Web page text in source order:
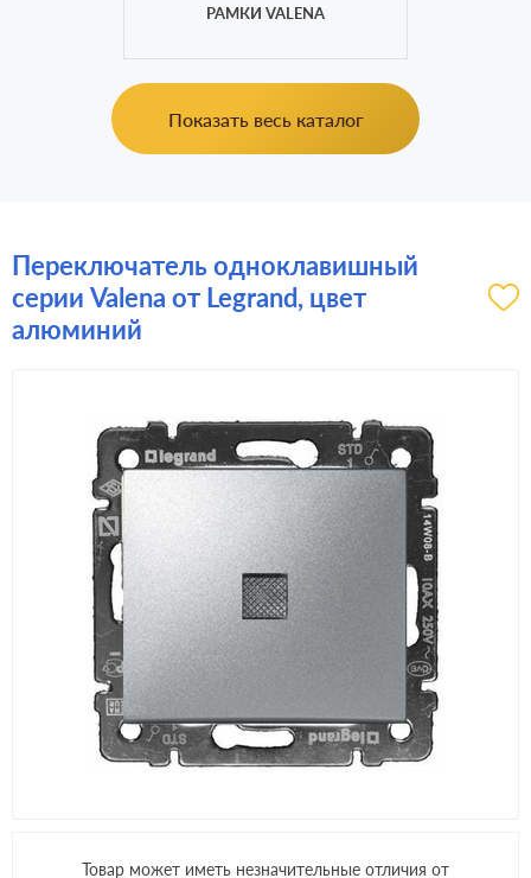
РАМКИ VALENA
Показать весь каталог
Переключатель одноклавишный
серии Valena от Legrand, цвет
алюминий
Товар может иметь незначительные отличия от